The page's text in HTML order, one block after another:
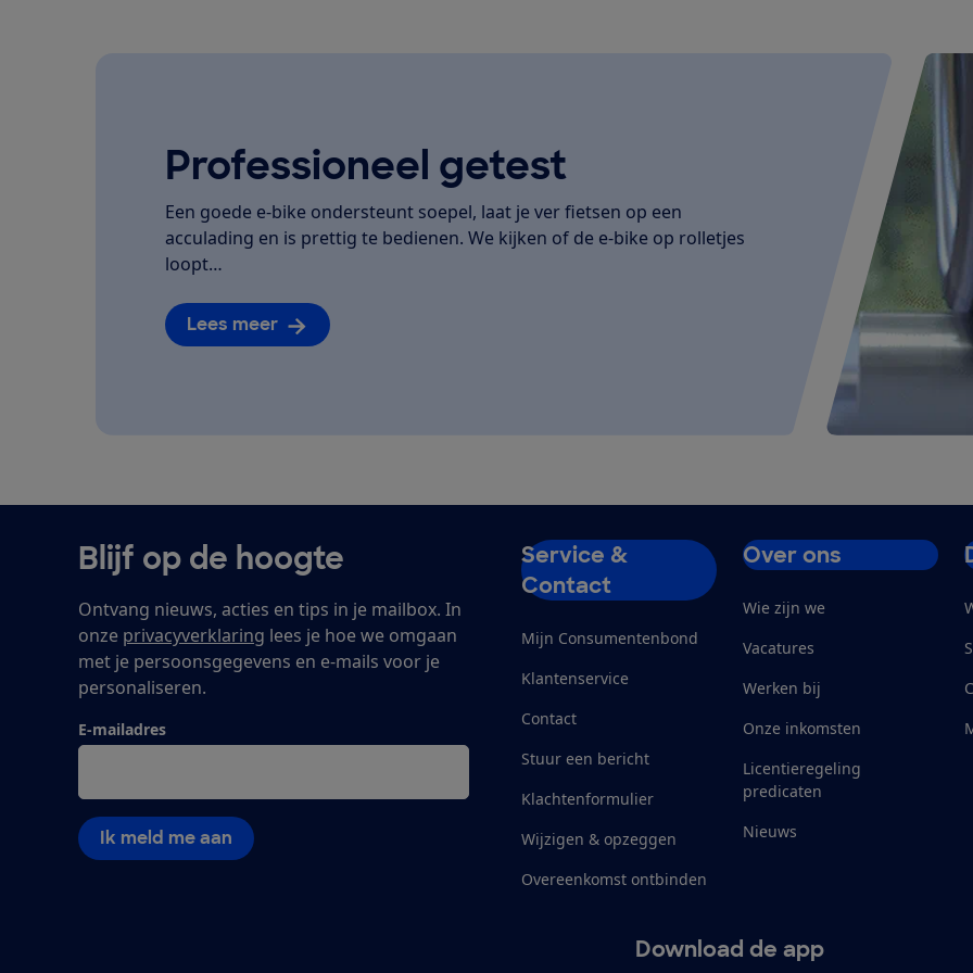
Professioneel getest
Een goede e-bike ondersteunt soepel, laat je ver fietsen op een
acculading en is prettig te bedienen. We kijken of de e-bike op rolletjes
loopt…
Lees meer
Blijf op de hoogte
Ontvang nieuws, acties en tips in je mailbox. In
onze privacyverklaring lees je hoe we omgaan
met je persoonsgegevens en e-mails voor je
personaliseren.
E-mailadres
Ik meld me aan
Service &
Contact
Mijn Consumentenbond
Klantenservice
Contact
Stuur een bericht
Klachtenformulier
Wijzigen & opzeggen
Overeenkomst ontbinden
Over ons
Wie zijn we
Vacatures
Werken bij
Onze inkomsten
Licentieregeling
predicaten
Nieuws
Download de app